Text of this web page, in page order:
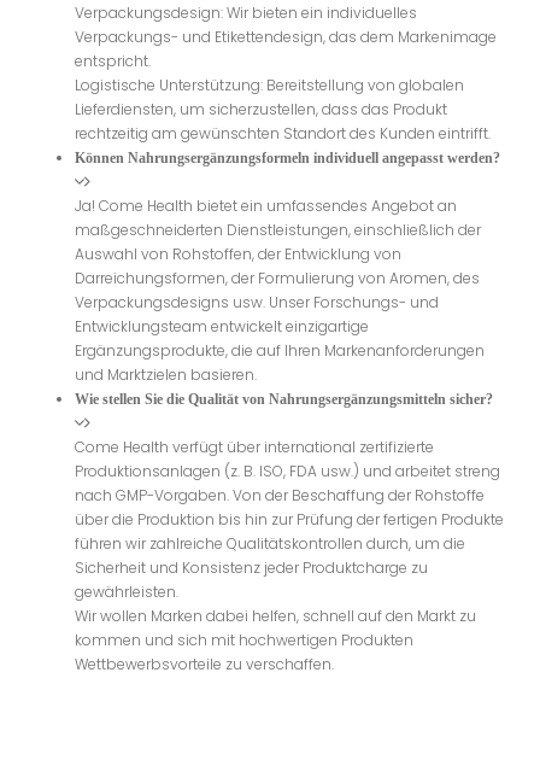
Verpackungsdesign: Wir bieten ein individuelles
Verpackungs- und Etikettendesign, das dem Markenimage
entspricht.
Logistische Unterstützung: Bereitstellung von globalen
Lieferdiensten, um sicherzustellen, dass das Produkt
rechtzeitig am gewünschten Standort des Kunden eintrifft.
Können Nahrungsergänzungsformeln individuell angepasst werden?
Ja! Come Health bietet ein umfassendes Angebot an
maßgeschneiderten Dienstleistungen, einschließlich der
Auswahl von Rohstoffen, der Entwicklung von
Darreichungsformen, der Formulierung von Aromen, des
Verpackungsdesigns usw. Unser Forschungs- und
Entwicklungsteam entwickelt einzigartige
Ergänzungsprodukte, die auf Ihren Markenanforderungen
und Marktzielen basieren.
Wie stellen Sie die Qualität von Nahrungsergänzungsmitteln sicher?
Come Health verfügt über international zertifizierte
Produktionsanlagen (z. B. ISO, FDA usw.) und arbeitet streng
nach GMP-Vorgaben. Von der Beschaffung der Rohstoffe
über die Produktion bis hin zur Prüfung der fertigen Produkte
führen wir zahlreiche Qualitätskontrollen durch, um die
Sicherheit und Konsistenz jeder Produktcharge zu
gewährleisten.
Wir wollen Marken dabei helfen, schnell auf den Markt zu
kommen und sich mit hochwertigen Produkten
Wettbewerbsvorteile zu verschaffen.